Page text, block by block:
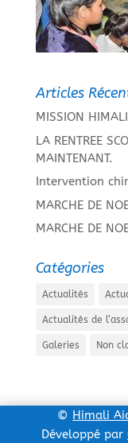
Articles
MISSION
LA RENTREE
MAINTENANT.
Intervention
MARCHE DE
MARCHE DE
Catégories
Actualités
Actualités de
Galeries Non
© Himali
Développé par